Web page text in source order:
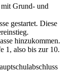
mit Grund- und
gestartet. Diese
hinzukommen.
1, also bis zur 10.